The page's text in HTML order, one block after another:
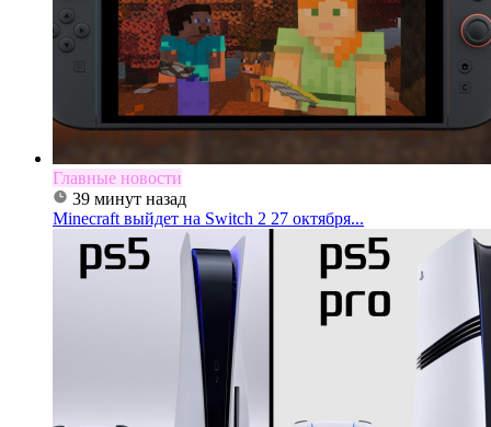
Главные новости
39 минут назад
Minecraft выйдет на Switch 2 27 октября...